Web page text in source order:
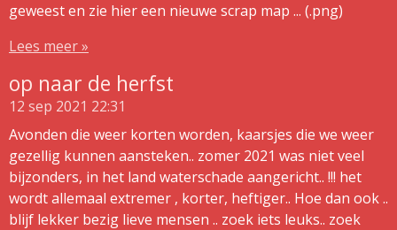
geweest en zie hier een nieuwe scrap map ... (.png)
Lees meer »
op naar de herfst
12 sep 2021 22:31
Avonden die weer korten worden, kaarsjes die we weer
gezellig kunnen aansteken.. zomer 2021 was niet veel
bijzonders, in het land waterschade aangericht.. !!! het
wordt allemaal extremer , korter, heftiger.. Hoe dan ook ..
blijf lekker bezig lieve mensen .. zoek iets leuks.. zoek